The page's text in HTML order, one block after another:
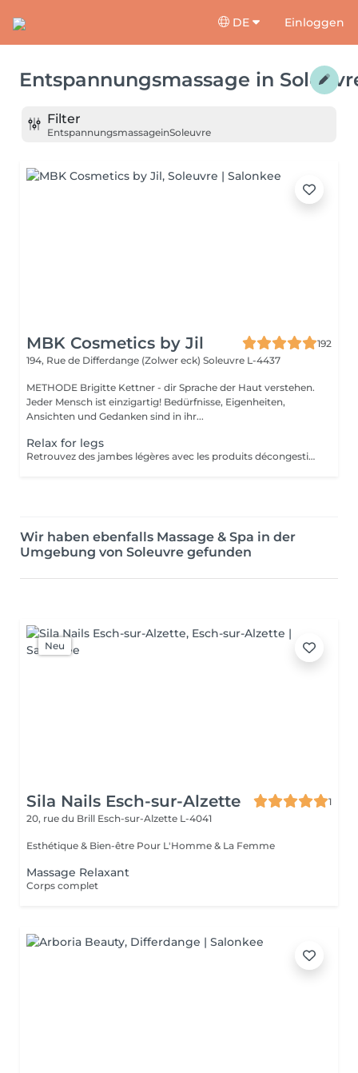
DE Einloggen
Entspannungsmassage in
Filter
EntspannungsmassageinSoleuvre
MBK Cosmetics by Jil
192
194, Rue de Differdange (Zolwer eck) Soleuvre L-4437
METHODE Brigitte Kettner - dir Sprache der Haut verstehen.
Jeder Mensch ist einzigartig! Bedürfnisse, Eigenheiten,
Ansichten und Gedanken sind in ihr...
Relax for legs
Retrouvez des jambes légères avec les produits décongestionnants et rafraichissants
Wir haben ebenfalls Massage & Spa in der
Umgebung von Soleuvre gefunden
Neu
Sila Nails Esch-sur-Alzette
1
20, rue du Brill Esch-sur-Alzette L-4041
Esthétique & Bien-être Pour L'Homme & La Femme
Massage Relaxant
Corps complet